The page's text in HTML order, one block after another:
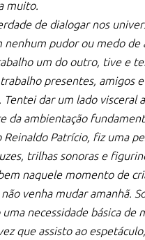
muito.
de dialogar nos
nenhum pudor ou medo de
um do outro, tive e
presentes, amigos e
Tentei dar um lado visceral
da ambientação
Reinaldo Patrício, fiz uma
trilhas sonoras e
naquele momento de
venha mudar amanhã.
necessidade básica de
que assisto ao